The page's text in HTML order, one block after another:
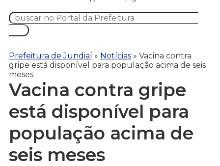
Prefeitura de Jundiaí » Notícias » Vacina contra
gripe está disponível para população acima de seis
meses
Vacina contra gripe
está disponível para
população acima de
seis meses